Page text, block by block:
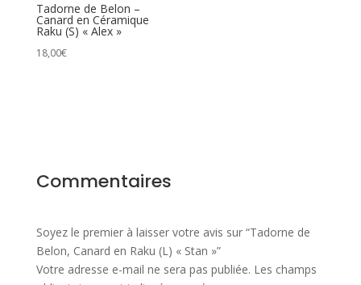
Tadorne de Belon –
Canard en Céramique
Raku (S) « Alex »
18,00€
Commentaires
Soyez le premier à laisser votre avis sur “Tadorne de
Belon, Canard en Raku (L) « Stan »”
Votre adresse e-mail ne sera pas publiée. Les champs